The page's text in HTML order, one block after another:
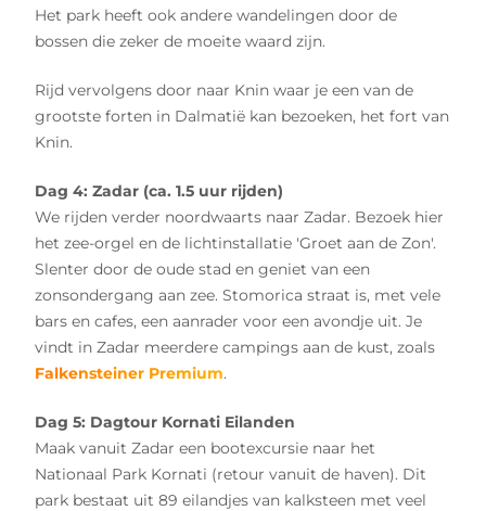
Het park heeft ook andere wandelingen door de
bossen die zeker de moeite waard zijn.
Rijd vervolgens door naar Knin waar je een van de
grootste forten in Dalmatië kan bezoeken, het fort van
Knin.
Dag 4: Zadar (ca. 1.5 uur rijden)
We rijden verder noordwaarts naar Zadar. Bezoek hier
het zee-orgel en de lichtinstallatie 'Groet aan de Zon'.
Slenter door de oude stad en geniet van een
zonsondergang aan zee. Stomorica straat is, met vele
bars en cafes, een aanrader voor een avondje uit. Je
vindt in Zadar meerdere campings aan de kust, zoals
Falkensteiner Premium.
Dag 5: Dagtour Kornati Eilanden
Maak vanuit Zadar een bootexcursie naar het
Nationaal Park Kornati (retour vanuit de haven). Dit
park bestaat uit 89 eilandjes van kalksteen met veel